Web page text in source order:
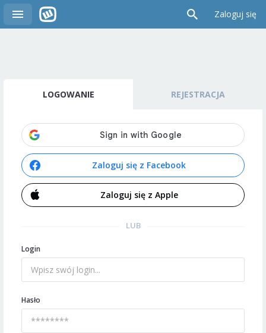
Zaloguj się
LOGOWANIE REJESTRACJA
Zaloguj się z Facebook
Zaloguj się z Apple
LUB
Login
Hasło